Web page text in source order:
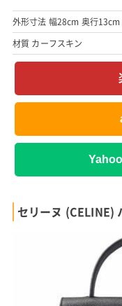
外形寸法 幅28cm 奥行
材質 カーフスキン
セリーヌ (CELINE)